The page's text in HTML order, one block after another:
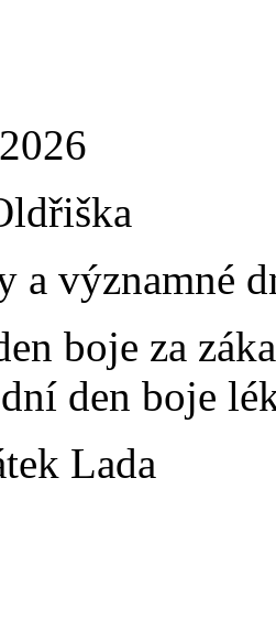
a významné
boje za
den boje
Lada